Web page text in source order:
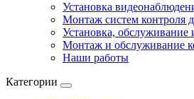
Установка
Монтаж систем контроля
Установка,
Монтаж и обслуживание
Наши работы
Категории